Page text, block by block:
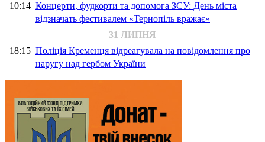
10:14 Концерти, фудкорти та допомога ЗСУ: День міста
відзначать фестивалем «Тернопіль вражає»
31 ЛИПНЯ
18:15 Поліція Кременця відреагувала на повідомлення про
наругу над гербом України